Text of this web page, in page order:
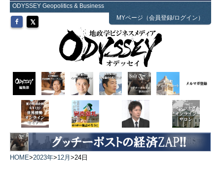
ODYSSEY Geopolitics & Business
MYページ（会員登録/ログイン）
HOME>2023年>12月 >24日